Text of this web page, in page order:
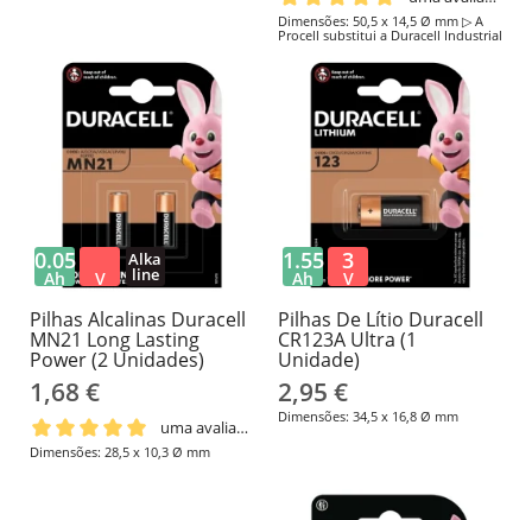
Dimensões: 50,5 x 14,5 Ø mm ▷ A
Procell substitui a Duracell Industrial
Pilhas Alcalinas Duracell
MN21 Long Lasting
Power (2 Unidades)
1,68 €
uma avaliação
Dimensões: 28,5 x 10,3 Ø mm
0.05
Ah V
Alka
line
Pilhas De Lítio Duracell
CR123A Ultra (1
Unidade)
2,95 €
Dimensões: 34,5 x 16,8 Ø mm
1.55
Ah
3
V